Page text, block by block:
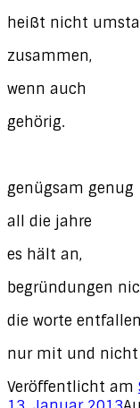
heißt nicht
zusammen,
wenn auch
gehörig.
genügsam genug
all die jahre
es hält an,
begründungen
die worte
nur mit und nicht
Veröffentlicht am